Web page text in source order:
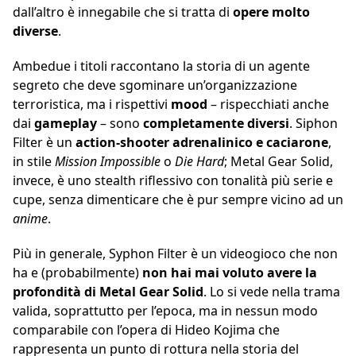
dall’altro è innegabile che si tratta di opere molto
diverse.
Ambedue i titoli raccontano la storia di un agente
segreto che deve sgominare un’organizzazione
terroristica, ma i rispettivi mood – rispecchiati anche
dai gameplay– sono completamente diversi. Siphon
Filter è un action-shooter adrenalinico e caciarone,
in stileMission Impossibleo Die Hard; Metal Gear Solid,
invece, è uno stealth riflessivo con tonalità più serie e
cupe, senza dimenticare che è pur sempre vicino ad un
anime.
Più in generale, Syphon Filter è un videogioco che non
ha e (probabilmente) non hai mai voluto avere la
profondità di Metal Gear Solid. Lo si vede nella trama
valida, soprattutto per l’epoca, ma in nessun modo
comparabile con l’opera di Hideo Kojima che
rappresenta un punto di rottura nella storia del